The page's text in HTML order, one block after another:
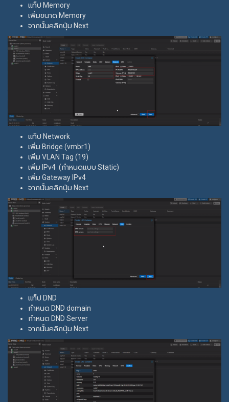
แท็ป Memory
เพิ่มขนาด Memory
จากนั้นคลิกปุ่ม Next
แท็ป Network
เพิ่ม Bridge (vmbr1)
เพิ่ม VLAN Tag (19)
เพิ่ม IPv4 (กำหนดแบบ Static)
เพิ่ม Gateway IPv4
จากนั้นคลิกปุ่ม Next
แท็ป DND
กำหนด DND domain
กำหนด DND Server
จากนั้นคลิกปุ่ม Next